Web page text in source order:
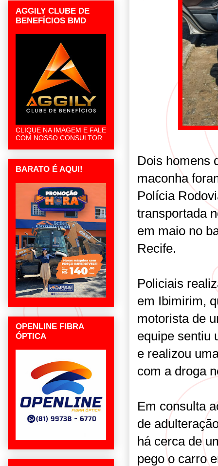
Dois homens
maconha
Polícia
transportada
em maio no
Recife.
Policiais
em Ibimirim,
motorista de
equipe sentiu
e realizou
com a droga
Em consulta
de
há cerca de
pego o carro
AGGILY CLUBE DE
BENEFÍCIOS BMD
CLIQUE NA IMAGEM E FALE
COM NOSSO CONSULTOR
BARATO É AQUI!
OPENLINE FIBRA
ÓPTICA